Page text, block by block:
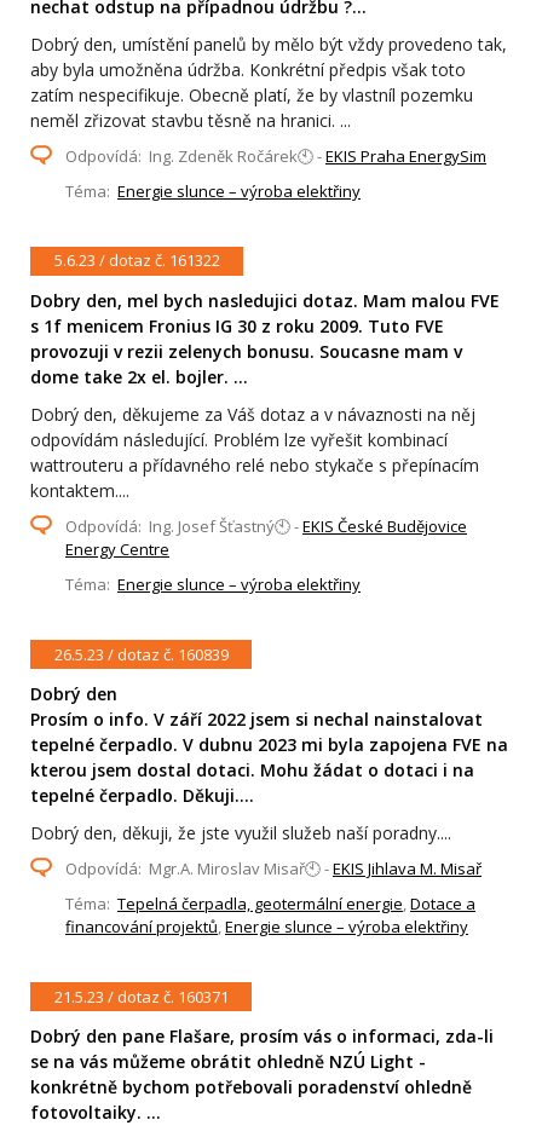
nechat odstup na případnou údržbu ?...
Dobrý den, umístění panelů by mělo být vždy provedeno tak,
aby byla umožněna údržba. Konkrétní předpis však toto
zatím nespecifikuje. Obecně platí, že by vlastníl pozemku
neměl zřizovat stavbu těsně na hranici. ...
Odpovídá: Ing. Zdeněk Ročárek🕙 -EKIS Praha EnergySim
Téma: Energie slunce – výroba elektřiny
5.6.23 / dotaz č. 161322
Dobry den, mel bych nasledujici dotaz. Mam malou FVE
s 1f menicem Fronius IG 30 z roku 2009. Tuto FVE
provozuji v rezii zelenych bonusu. Soucasne mam v
dome take 2x el. bojler. ...
Dobrý den, děkujeme za Váš dotaz a v návaznosti na něj
odpovídám následující. Problém lze vyřešit kombinací
wattrouteru a přídavného relé nebo stykače s přepínacím
kontaktem....
Odpovídá: Ing. Josef Šťastný🕙 -EKIS České Budějovice
Energy Centre
Téma: Energie slunce – výroba elektřiny
26.5.23 / dotaz č. 160839
Dobrý den
Prosím o info. V září 2022 jsem si nechal nainstalovat
tepelné čerpadlo. V dubnu 2023 mi byla zapojena FVE na
kterou jsem dostal dotaci. Mohu žádat o dotaci i na
tepelné čerpadlo. Děkuji....
Dobrý den, děkuji, že jste využil služeb naší poradny....
Odpovídá: Mgr.A. Miroslav Misař🕙 -EKIS Jihlava M. Misař
Téma: Tepelná čerpadla, geotermální energie,Dotace a
financování projektů,Energie slunce – výroba elektřiny
21.5.23 / dotaz č. 160371
Dobrý den pane Flašare, prosím vás o informaci, zda-li
se na vás můžeme obrátit ohledně NZÚ Light -
konkrétně bychom potřebovali poradenství ohledně
fotovoltaiky. ...